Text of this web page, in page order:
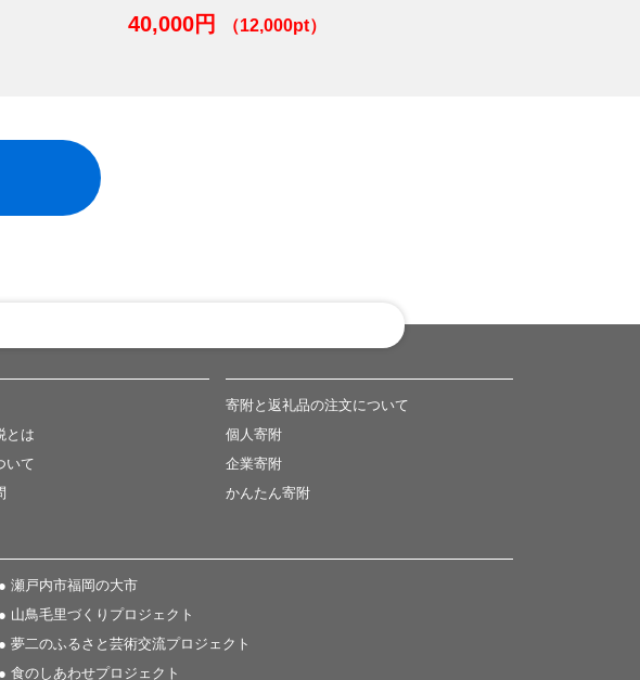
40,000円 （12,000pt）
とは
いて
寄附と返礼品の注文について
個人寄附
企業寄附
かんたん寄附
● 瀬戸内市福岡の大市
● 山鳥毛里づくりプロジェクト
● 夢二のふるさと芸術交流プロジェクト
● 食のしあわせプロジェクト